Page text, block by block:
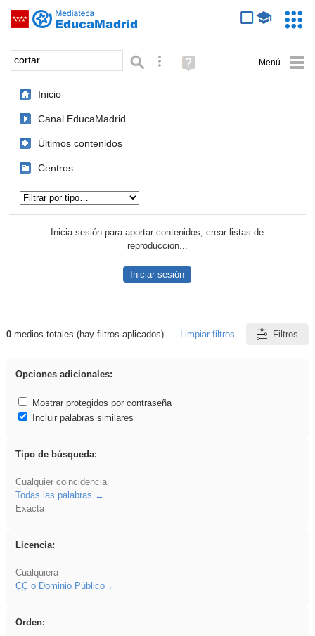
Saltar navegación
Palabra o frase: Búsqueda avanzada
Ayuda
(en
Inicio
Canal EducaMadrid
Últimos contenidos
Centros
Inicia sesión para aportar contenidos, crear listas de
reproducción...
Iniciar sesión
Resultados de: cortar
0medios totales (hay filtros aplicados) Limpiar filtros Filtros
Opciones adicionales:
Mostrar protegidos por contraseña
Incluir palabras similares
Tipo de búsqueda:
Cualquier coincidencia
Todas las palabras
Exacta
Licencia:
Cualquiera
CCo Dominio Público
Orden: